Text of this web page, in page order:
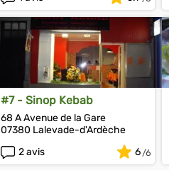
#7 - Sinop Kebab
68 A Avenue de la Gare
07380 Lalevade-d'Ardèche
2 avis
6